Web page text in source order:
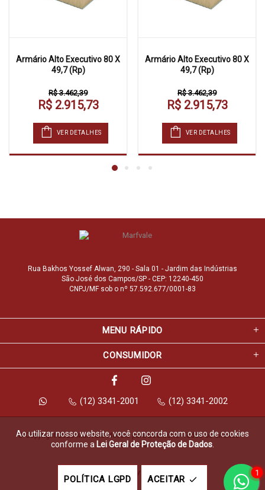
Armário Alto Executivo 80 X
49,7 (Rp)
R$ 3.462,39
R$ 2.915,73
VER DETALHES
Armário Alto Executivo 80 X
49,7 (Rp)
R$ 3.462,39
R$ 2.915,73
VER DETALHES
Rua Bakhos Yossef Alwan, 290 - Sala 01 - Jardim das Indústrias
São José dos Campos/SP - CEP: 12240-450
CNPJ/MF sob o nº 57.592.677/0001-83
MENU RÁPIDO
CONSUMIDOR
(12) 3341-2001 (12) 3341-2002
© Copyright 2026 Marfvale Móveis para Escritório. Todos os direitos
reservados.
Feito com
Ao utilizar nosso website, você concorda com o uso de cookies
conforme a Lei Geral de Proteção de Dados
POLÍTICA LGPD ACEITAR
1